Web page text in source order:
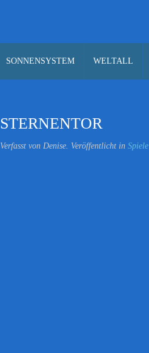
SONNENSYSTEM WELTALL
STERNENTOR
Verfasst von Denise. Veröffentlicht inSpiele